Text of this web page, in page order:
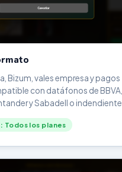
Bizum, vales empresa y pagos
con datáfonos de BBVA,
y Sabadell o indendiente.
Todos los planes